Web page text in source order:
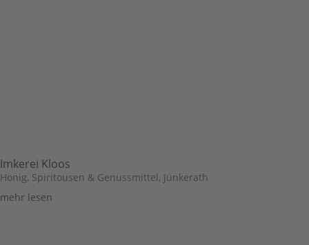
Imkerei Kloos
Honig, Spiritousen & Genussmittel, Jünkerath
mehr lesen